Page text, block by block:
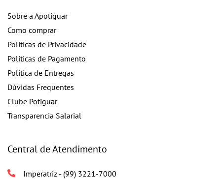
Sobre a Apotiguar
Como comprar
Políticas de Privacidade
Políticas de Pagamento
Política de Entregas
Dúvidas Frequentes
Clube Potiguar
Transparencia Salarial
Central de Atendimento
Imperatriz - (99) 3221-7000